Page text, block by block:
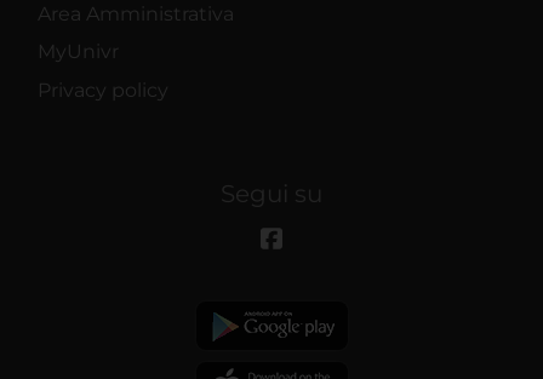
Area Amministrativa
MyUnivr
Privacy policy
Segui su